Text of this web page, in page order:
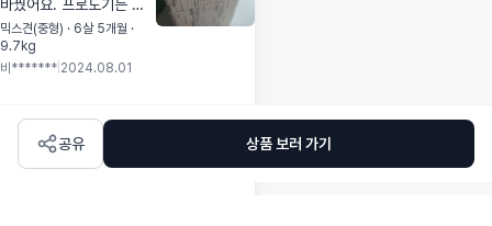
바꿨어요. 프로도기는 일
다녀와도 냄새 잘 안나는
거 같았거든요. 잘쓸게요~
믹스견(중형) · 6살 5개월 ·
9.7kg
비******* 2024.08.01
공유 상품 보러 가기